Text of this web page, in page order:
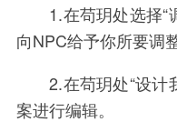
1.在苟玥处选择“
向NPC给予你所要调
2.在苟玥处“设计
案进行编辑。